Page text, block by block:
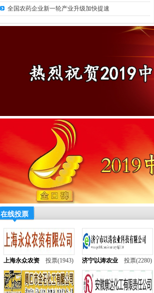
全国农药企业新一轮产业升级加快提速
在线投票
上海永众农资 投票(1943) 济宁以涛农业 投票(2280)